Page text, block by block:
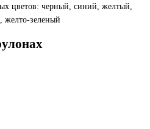
цветов: черный, синий, желтый,
желто-зеленый